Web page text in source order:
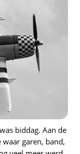
biddag. Aan de
garen, band,